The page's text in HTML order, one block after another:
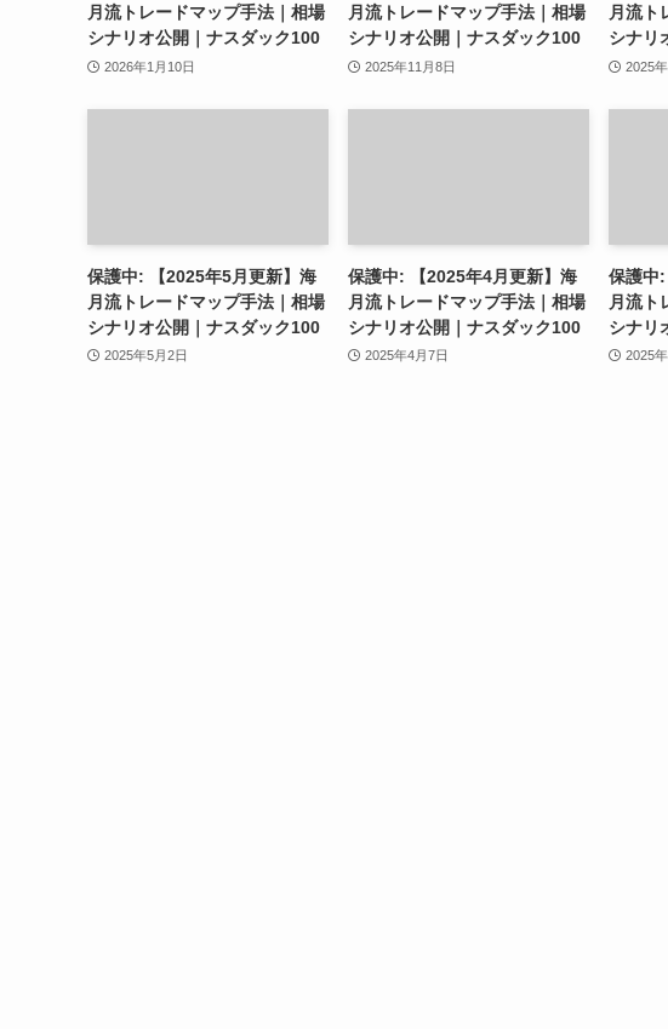
月流トレードマップ手法｜相場
シナリオ公開｜ナスダック100
2026年1月10日
月流トレードマップ手法｜相場
シナリオ公開｜ナスダック100
2025年11月8日
月流ト
シナリ
2025
保護中: 【2025年5月更新】海
月流トレードマップ手法｜相場
シナリオ公開｜ナスダック100
2025年5月2日
保護中: 【2025年4月更新】海
月流トレードマップ手法｜相場
シナリオ公開｜ナスダック100
2025年4月7日
保護中
月流ト
シナリ
2025